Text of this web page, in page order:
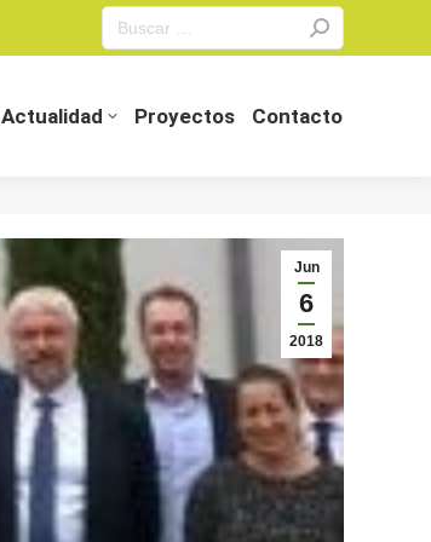
Search:
Actualidad Proyectos Contacto
Jun
6
2018
Actualidad Proyectos Contacto